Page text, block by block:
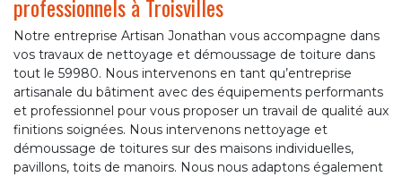
professionnels à Troisvilles
Notre entreprise Artisan Jonathan vous accompagne dans
vos travaux de nettoyage et démoussage de toiture dans
tout le 59980. Nous intervenons en tant qu’entreprise
artisanale du bâtiment avec des équipements performants
et professionnel pour vous proposer un travail de qualité aux
finitions soignées. Nous intervenons nettoyage et
démoussage de toitures sur des maisons individuelles,
pavillons, toits de manoirs. Nous nous adaptons également